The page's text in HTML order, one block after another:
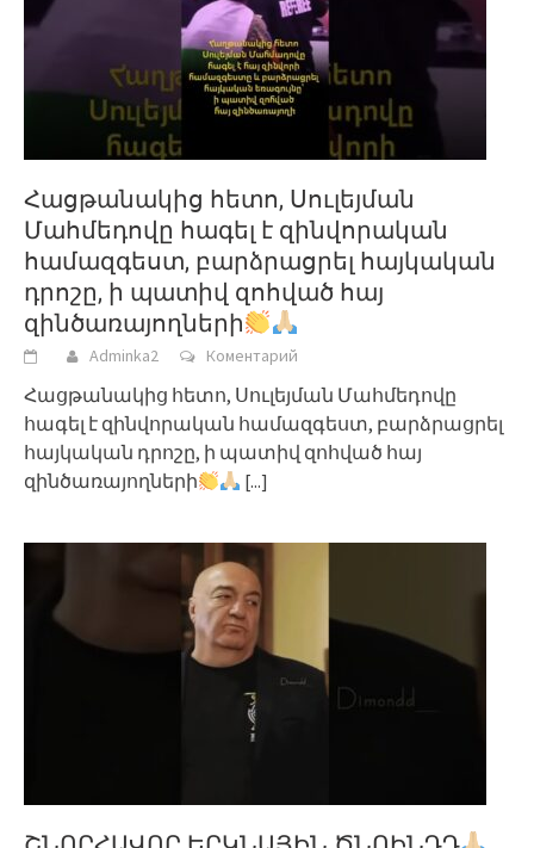
Հացթանակից հետո, Սուլեյման
Մահմեդովը հագել է զինվորական
համազգեստ, բարձրացրել հայկական
դրոշը, ի պատիվ զոհված հայ
զինծառայողների
Adminka2 Коментарий
Հացթանակից հետո, Սուլեյման Մահմեդովը
հագել է զինվորական համազգեստ, բարձրացրել
հայկական դրոշը, ի պատիվ զոհված հայ
զինծառայողների
[...]